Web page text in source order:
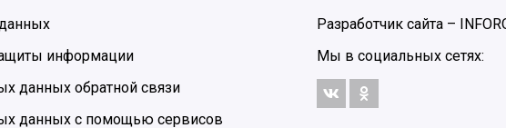
информации
данных обратной связи
данных с помощью сервисов
Разработчик сайта –
Мы в социальных сетях: